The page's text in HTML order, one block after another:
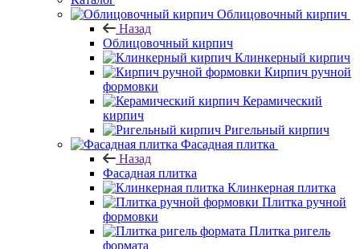
Облицовочный кирпич
Назад
Облицовочный кирпич
Клинкерный кирпич
Кирпич ручной
формовки
Керамический
кирпич
Ригельный кирпич
Фасадная плитка
Назад
Фасадная плитка
Клинкерная плитка
Плитка ручной
формовки
Плитка ригель
формата